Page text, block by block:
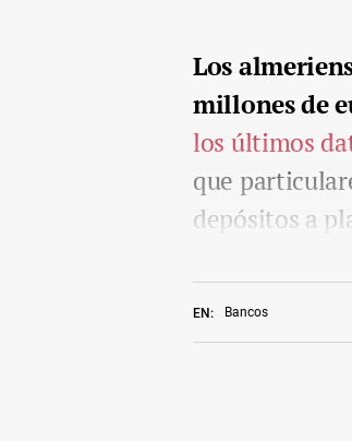
EN: Bancos
Los
millones de
los últimos
que
depósitos a